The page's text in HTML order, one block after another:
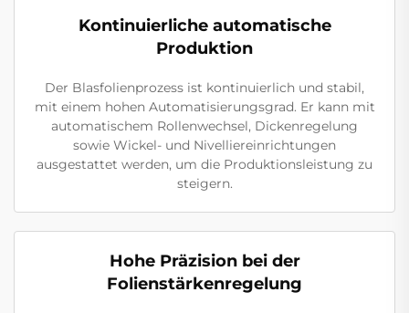
Kontinuierliche automatische
Produktion
Der Blasfolienprozess ist kontinuierlich und stabil,
mit einem hohen Automatisierungsgrad. Er kann mit
automatischem Rollenwechsel, Dickenregelung
sowie Wickel- und Nivelliereinrichtungen
ausgestattet werden, um die Produktionsleistung zu
steigern.
Hohe Präzision bei der
Folienstärkenregelung